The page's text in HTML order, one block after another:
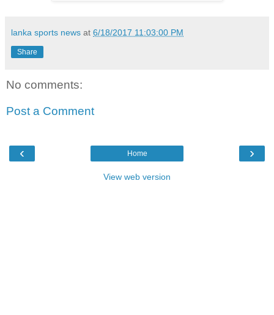
lanka sports news at 6/18/2017 11:03:00 PM
Share
No comments:
Post a Comment
‹ ›
Home
View web version